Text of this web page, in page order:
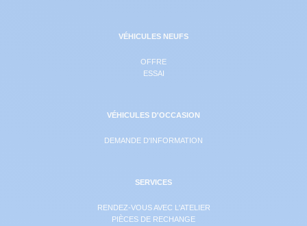
VÉHICULES NEUFS
OFFRE
ESSAI
VÉHICULES D'OCCASION
DEMANDE D'INFORMATION
SERVICES
RENDEZ-VOUS AVEC L'ATELIER
PIÈCES DE RECHANGE